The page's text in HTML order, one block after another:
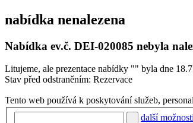
nabídka nenalezena
Nabídka ev.č. DEI-020085 nebyla
Litujeme, ale prezentace nabídky "" byla dne
Stav před odstraněním: Rezervace
Tento web používá k poskytování služeb,
další možnosti